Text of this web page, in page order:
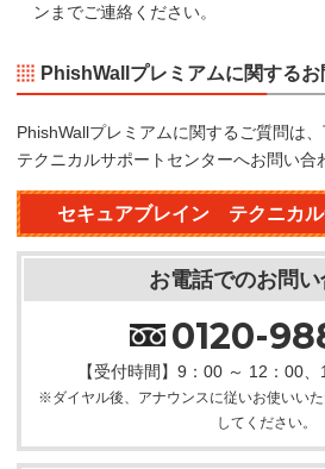
ンまでご連絡ください。
PhishWallプレミアムに関する
PhishWallプレミアムに関するご質問は
テクニカルサポートセンターへお問い合
セキュアブレイン テクニカ
お電話でのお問
0120-
【受付時間】9：00 ～ 12：00
※ダイヤル後、アナウンスに従いお使いい
してください。